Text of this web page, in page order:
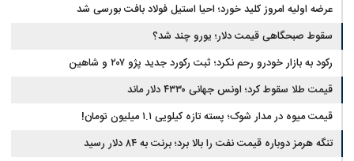
عرضه اولیه امروز کلید خورد؛ احیا استیل فولاد بافت بورسی شد
سقوط صبحگاهی قیمت دلار؛ یورو چند شد؟
رکود به بازار خودرو رحم نکرد؛ ثبت رکورد جدید پژو ۲۰۷ و شاهین
قیمت طلا سقوط کرد؛ اونس جهانی ۴۳۳۰ دلار ماند
قیمت میوه در مدار شوک؛ پسته تازه کیلویی ۱.۱ میلیون تومان!
تنگه هرمز دوباره قیمت نفت را بالا برد؛ برنت به ۸۴ دلار رسید